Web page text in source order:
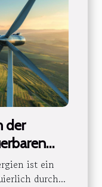
der
ist ein
durch...